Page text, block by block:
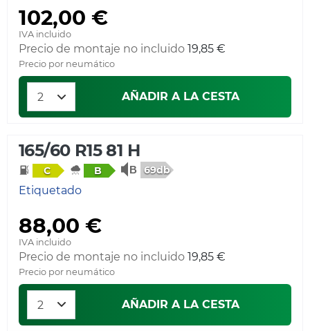
102,00 €
IVA incluido
Precio de montaje no incluido 19,85 €
Precio por neumático
AÑADIR A LA CESTA
165/60 R15 81 H
C B 69db
Etiquetado
88,00 €
IVA incluido
Precio de montaje no incluido 19,85 €
Precio por neumático
AÑADIR A LA CESTA